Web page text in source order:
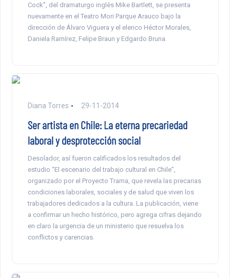
Cock”, del dramaturgo inglés Mike Bartlett, se presenta
nuevamente en el Teatro Mori Parque Arauco bajo la
dirección de Álvaro Viguera y el elenco Héctor Morales,
Daniela Ramírez, Felipe Braun y Edgardo Bruna.
Diana Torres 29-11-2014
Ser artista en Chile: La eterna precariedad
laboral y desprotección social
Desolador, así fueron calificados los resultados del
estudio “El escenario del trabajo cultural en Chile”,
organizado por el Proyecto Trama, que revela las precarias
condiciones laborales, sociales y de salud que viven los
trabajadores dedicados a la cultura. La publicación, viene
a confirmar un hecho histórico, pero agrega cifras dejando
en claro la urgencia de un ministerio que resuelva los
conflictos y carencias.